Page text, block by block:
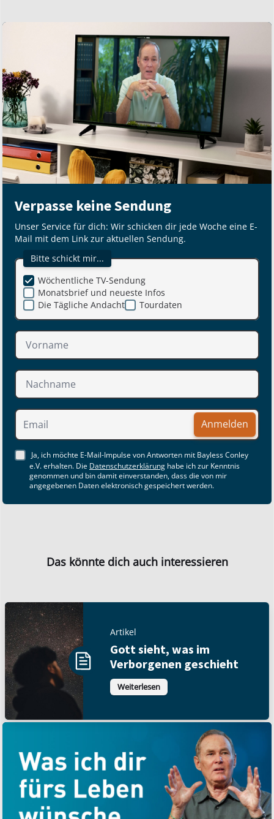
Verpasse keine Sendung
Unser Service für dich: Wir schicken dir jede Woche eine E-
Mail mit dem Link zur aktuellen Sendung.
Bitte schickt mir...
Monatsbrief und neueste Infos
Die Tägliche Andacht
Wöchentliche TV-Sendung
Tourdaten
Anmelden
Ja, ich möchte E-Mail-Impulse von Antworten mit Bayless Conley
e.V. erhalten. Die Datenschutzerklärung habe ich zur Kenntnis
genommen und bin damit einverstanden, dass die von mir
angegebenen Daten elektronisch gespeichert werden.
Das könnte dich auch interessieren
Artikel
Gott sieht, was im
Verborgenen geschieht
Weiterlesen